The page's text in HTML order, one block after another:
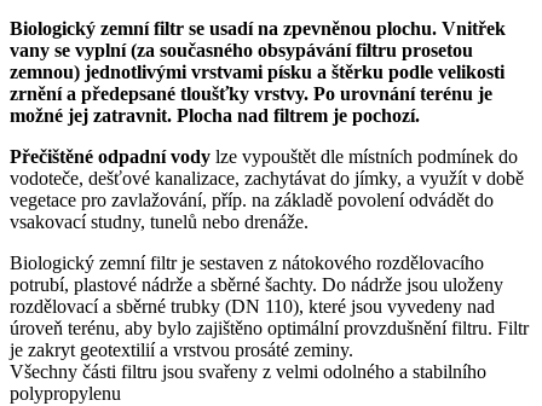
Biologický zemní filtr se usadí na zpevněnou plochu. Vnitřek
vany se vyplní (za současného obsypávání filtru prosetou
zemnou) jednotlivými vrstvami písku a štěrku podle velikosti
zrnění a předepsané tloušťky vrstvy. Po urovnání terénu je
možné jej zatravnit. Plocha nad filtrem je pochozí.
Přečištěné odpadní vody lze vypouštět dle místních podmínek do
vodoteče, dešťové kanalizace, zachytávat do jímky, a využít v době
vegetace pro zavlažování, příp. na základě povolení odvádět do
vsakovací studny, tunelů nebo drenáže.
Biologický zemní filtr je sestaven z nátokového rozdělovacího
potrubí, plastové nádrže a sběrné šachty. Do nádrže jsou uloženy
rozdělovací a sběrné trubky (DN 110), které jsou vyvedeny nad
úroveň terénu, aby bylo zajištěno optimální provzdušnění filtru. Filtr
je zakryt geotextilií a vrstvou prosáté zeminy.
Všechny části filtru jsou svařeny z velmi odolného a stabilního
polypropylenu